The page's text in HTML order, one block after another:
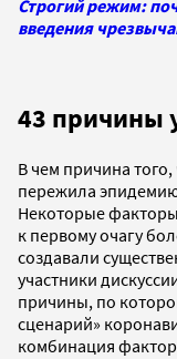
Строгий режим:
введения
43 причины
В чем причина
пережила
Некоторые
к первому очагу
создавали
участники
причины, по
сценарий»
комбинация